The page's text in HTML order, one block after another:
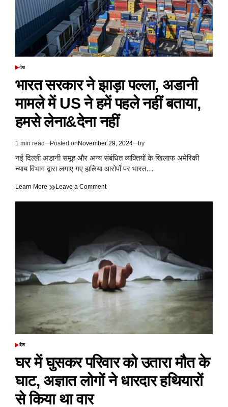
POSTED
देश
भारत सरकार ने झाड़ा पल्ला, अडानी
मामले में US ने हमें पहले नहीं बताया,
हमसे लेना&देना नहीं
Estimated
read
time
1 min read Posted on November 29, 2024 by
नई दिल्ली अडानी समूह और अन्य संबंधित व्यक्तियों के खिलाफ अमेरिकी
न्याय विभाग द्वारा लगाए गए हालिया आरोपों पर भारत…
Learn More Leave a Commenton
अडानी
मामले
में
US
ने
हमें
पहले
लेना&देना
POSTED
देश
घर में घुसकर परिवार को उतारा मौत के
घाट, अज्ञात लोगों ने धारदार हथियारों
से किया था वार